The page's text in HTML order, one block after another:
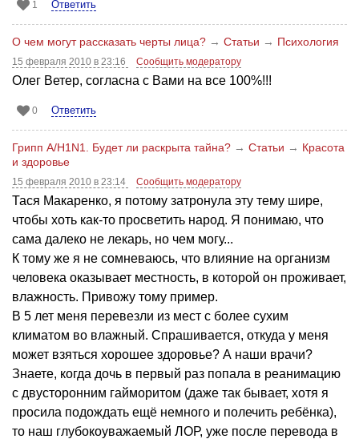
1 Ответить
О чем могут рассказать черты лица? → Статьи → Психология
15 февраля 2010 в 23:16 Сообщить модератору
Олег Ветер, согласна с Вами на все 100%!!!
0 Ответить
Грипп А/H1N1. Будет ли раскрыта тайна? → Статьи → Красота
и здоровье
15 февраля 2010 в 23:14 Сообщить модератору
Тася Макаренко, я потому затронула эту тему шире,
чтобы хоть как-то просветить народ. Я понимаю, что
сама далеко не лекарь, но чем могу...
К тому же я не сомневаюсь, что влияние на организм
человека оказывает местность, в которой он проживает,
влажность. Привожу тому пример.
В 5 лет меня перевезли из мест с более сухим
климатом во влажный. Спрашивается, откуда у меня
может взяться хорошее здоровье? А наши врачи?
Знаете, когда дочь в первый раз попала в реанимацию
с двусторонним гайморитом (даже так бывает, хотя я
просила подождать ещё немного и полечить ребёнка),
то наш глубокоуважаемый ЛОР, уже после перевода в